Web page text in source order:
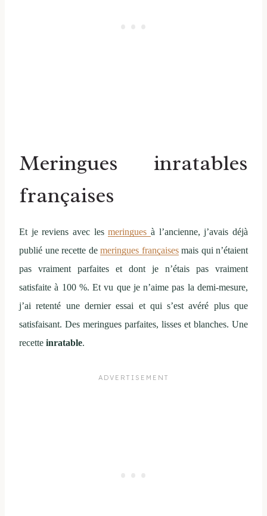
Meringues inratables
françaises
Et je reviens avec lesmeringuesà l’ancienne, j’avais déjà
publié une recette de meringues françaisesmais qui n’étaient
pas vraiment parfaites et dont je n’étais pas vraiment
satisfaite à 100 %. Et vu que je n’aime pas la demi-mesure,
j’ai retenté une dernier essai et qui s’est avéré plus que
satisfaisant. Des meringues parfaites, lisses et blanches. Une
recette inratable.